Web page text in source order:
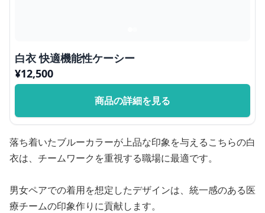
白衣 快適機能性ケーシー
¥12,500
商品の詳細を見る
落ち着いたブルーカラーが上品な印象を与えるこちらの白
衣は、チームワークを重視する職場に最適です。
男女ペアでの着用を想定したデザインは、統一感のある医
療チームの印象作りに貢献します。